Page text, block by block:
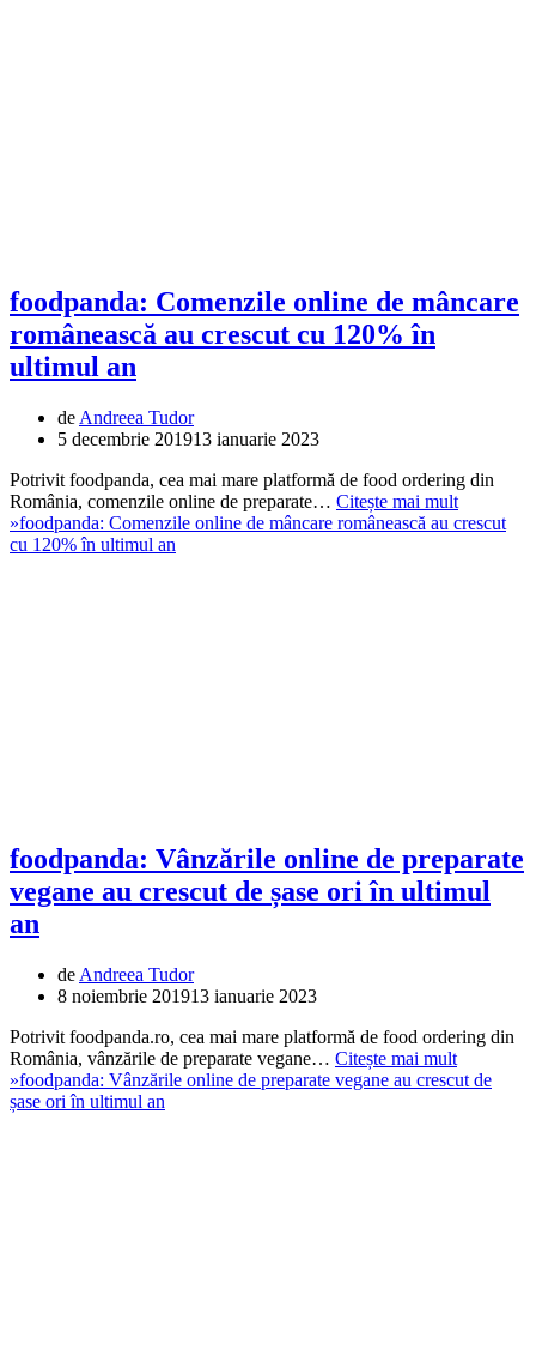
foodpanda: Comenzile online de mâncare
românească au crescut cu 120% în
ultimul an
de Andreea Tudor
5 decembrie 201913 ianuarie 2023
Potrivit foodpanda, cea mai mare platformă de food ordering din
România, comenzile online de preparate… Citește mai mult
»foodpanda: Comenzile online de mâncare românească au crescut
cu 120% în ultimul an
foodpanda: Vânzările online de preparate
vegane au crescut de șase ori în ultimul
an
de Andreea Tudor
8 noiembrie 201913 ianuarie 2023
Potrivit foodpanda.ro, cea mai mare platformă de food ordering din
România, vânzările de preparate vegane… Citește mai mult
»foodpanda: Vânzările online de preparate vegane au crescut de
șase ori în ultimul an